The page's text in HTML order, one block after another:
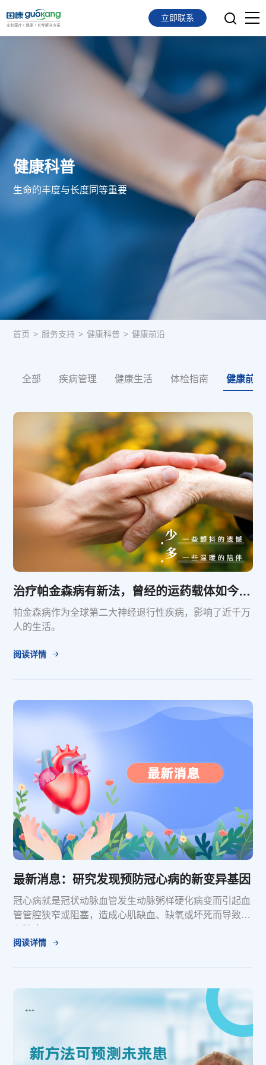
服务支持
关于我们
立即联系
健康科普
生命的丰度与长度同等重要
首页 > 服务支持 > 健康科普 > 健康前沿
全部 疾病管理 健康生活 体检指南 健康前沿
治疗帕金森病有新法，曾经的运药载体如今成了“药”
帕金森病作为全球第二大神经退行性疾病，影响了近千万
人的生活。
阅读详情
最新消息：研究发现预防冠心病的新变异基因
冠心病就是冠状动脉血管发生动脉粥样硬化病变而引起血
管管腔狭窄或阻塞，造成心肌缺血、缺氧或坏死而导致的
阅读详情